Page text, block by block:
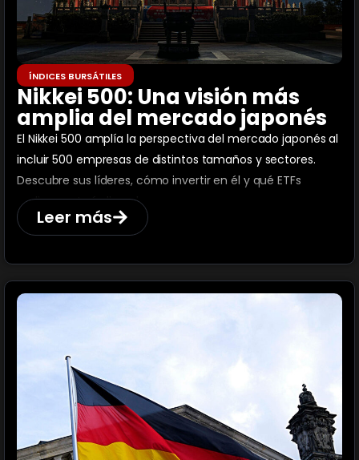
ÍNDICES BURSÁTILES
Nikkei 500: Una visión más
amplia del mercado japonés
El Nikkei 500 amplía la perspectiva del mercado japonés al
incluir 500 empresas de distintos tamaños y sectores.
Descubre sus líderes, cómo invertir en él y qué ETFs
replican este índice clave.
Leer más